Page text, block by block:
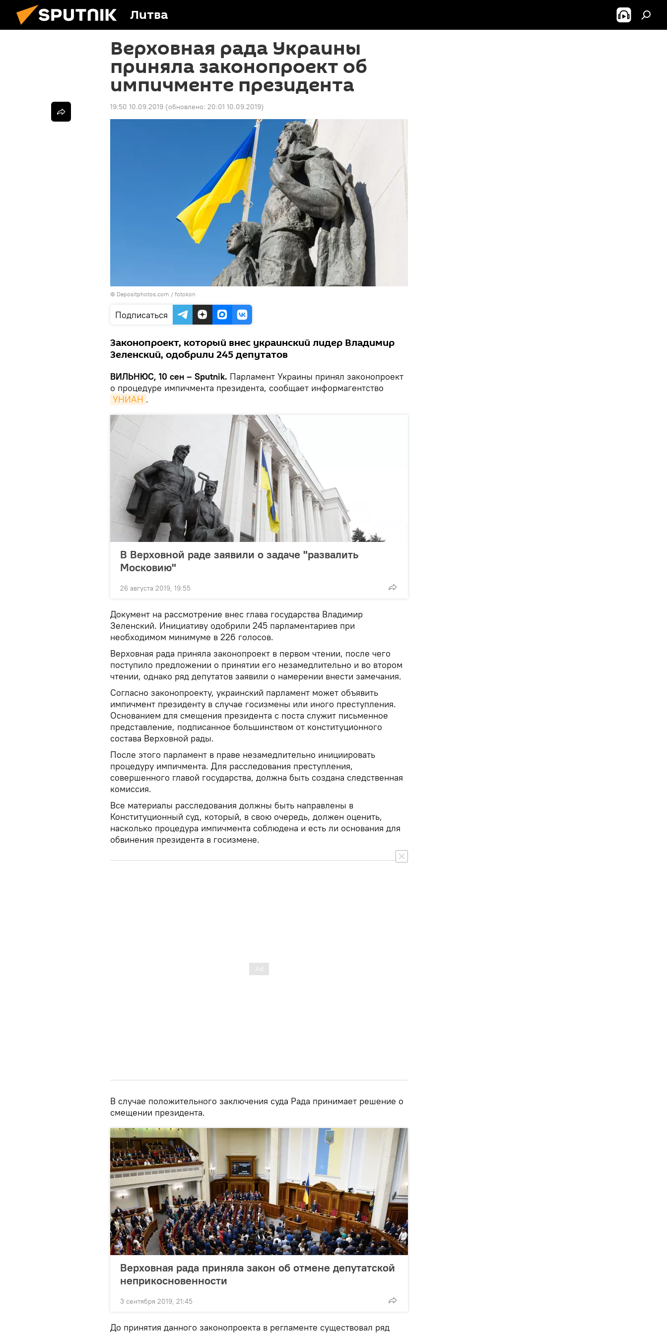
Литва
Верховная рада Украины
приняла законопроект об
импичменте президента
19:50 10.09.2019 (обновлено: 20:01 10.09.2019)
© Depositphotos.com / fotokon
Подписаться
Законопроект, который внес украинский лидер Владимир
Зеленский, одобрили 245 депутатов
ВИЛЬНЮС, 10 сен – Sputnik. Парламент Украины принял законопроект
о процедуре импичмента президента, сообщает информагентство
УНИАН .
В Верховной раде заявили о задаче "развалить
Московию"
26 августа 2019, 19:55
Документ на рассмотрение внес глава государства Владимир
Зеленский. Инициативу одобрили 245 парламентариев при
необходимом минимуме в 226 голосов.
Верховная рада приняла законопроект в первом чтении, после чего
поступило предложении о принятии его незамедлительно и во втором
чтении, однако ряд депутатов заявили о намерении внести замечания.
Согласно законопроекту, украинский парламент может объявить
импичмент президенту в случае госизмены или иного преступления.
Основанием для смещения президента с поста служит письменное
представление, подписанное большинством от конституционного
состава Верховной рады.
После этого парламент в праве незамедлительно инициировать
процедуру импичмента. Для расследования преступления,
совершенного главой государства, должна быть создана следственная
комиссия.
Все материалы расследования должны быть направлены в
Конституционный суд, который, в свою очередь, должен оценить,
насколько процедура импичмента соблюдена и есть ли основания для
обвинения президента в госизмене.
В случае положительного заключения суда Рада принимает решение о
смещении президента.
Верховная рада приняла закон об отмене депутатской
неприкосновенности
3 сентября 2019, 21:45
До принятия данного законопроекта в регламенте существовал ряд